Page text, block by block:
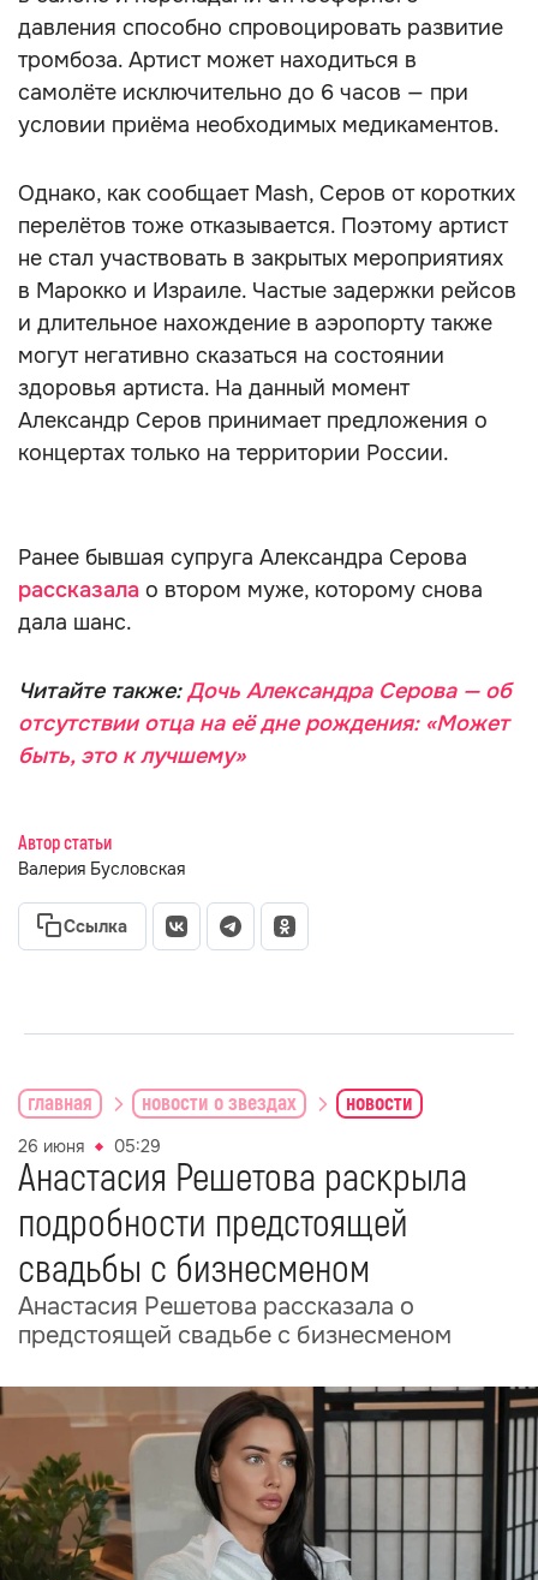
давления способно спровоцировать развитие
тромбоза. Артист может находиться в
самолёте исключительно до 6 часов — при
условии приёма необходимых медикаментов.
Однако, как сообщает Mash, Серов от коротких
перелётов тоже отказывается. Поэтому артист
не стал участвовать в закрытых мероприятиях
в Марокко и Израиле. Частые задержки рейсов
и длительное нахождение в аэропорту также
могут негативно сказаться на состоянии
здоровья артиста. На данный момент
Александр Серов принимает предложения о
концертах только на территории России.
Ранее бывшая супруга Александра Серова
рассказала о втором муже, которому снова
дала шанс.
Читайте также:Дочь Александра Серова — об
отсутствии отца на её дне рождения: «Может
быть, это к лучшему»
Автор статьи
Валерия Бусловская
Ссылка
главная новости о звездах новости
26 июня 05:29
Анастасия Решетова раскрыла
подробности предстоящей
свадьбы с бизнесменом
Анастасия Решетова рассказала о
предстоящей свадьбе с бизнесменом